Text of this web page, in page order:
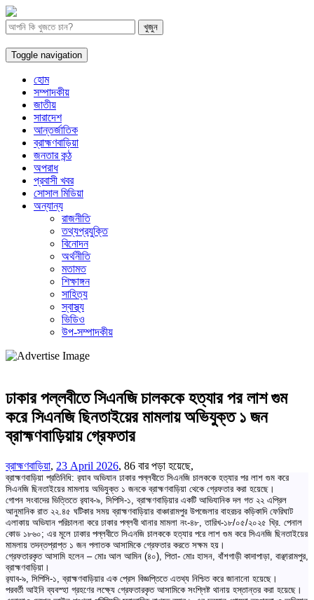
Toggle navigation
হোম
সম্পাদকীয়
জাতীয়
সারাদেশ
আন্তর্জাতিক
ব্রাহ্মণবাড়িয়া
জনতার কন্ঠ
অপরাধ
প্রবাসী খবর
সোসাল মিডিয়া
অন্যান্য
রাজনীতি
তথ্যপ্রযুক্তি
বিনোদন
অর্থনীতি
মতামত
শিক্ষাঙ্গন
সাহিত্য
স্বাস্থ্য
ভিডিও
উপ-সম্পাদকীয়
ঢাকার পল্লবীতে সিএনজি চালককে হত্যার পর লাশ গুম
করে সিএনজি ছিনতাইয়ের মামলায় অভিযুক্ত ১ জন
ব্রাহ্মণবাড়িয়ায় গ্রেফতার
ব্রাহ্মণবাড়িয়া, 23 April 2026, 86 বার পড়া হয়েছে,
ব্রাহ্মণবাড়িয়া প্রতিনিধি: র‌্যাব অভিযান ঢাকার পল্লবীতে সিএনজি চালককে হত্যার পর লাশ গুম করে
সিএনজি ছিনতাইয়ের মামলায় অভিযুক্ত ১ জনকে ব্রাহ্মণবাড়িয়া থেকে গ্রেফতার করা হয়েছে।
গোপন সংবাদের ভিত্তিতে র‌্যাব-৯, সিপিসি-১, ব্রাহ্মণবাড়িয়ার একটি আভিযানিক দল গত ২২ এপ্রিল
আনুমানিক রাত ২২.৪৫ ঘটিকার সময় ব্রাহ্মণবাড়িয়ার বাঞ্চারামপুর উপজেলার বাহরচর কড়িকাদি ফেরিঘাট
এলাকায় অভিযান পরিচালনা করে ঢাকার পল্লবী থানার মামলা নং-৪৮, তারিখ-১৮/০৫/২০২৫ খ্রি. পেনাল
কোড ১৮৬০; এর মূলে ঢাকার পল্লবীতে সিএনজি চালককে হত্যার পরে লাশ গুম করে সিএনজি ছিনতাইয়ের
মামলায় তদন্তপ্রাপ্ত ১ জন পলাতক আসামিকে গ্রেফতার করতে সক্ষম হয়।
গ্রেফতারকৃত আসামি হলেন – মোঃ আল আমিন (৪০), পিতা- মোঃ হাসন, বাঁশগাড়ী কাদাপাড়া, বাঞ্ছারামপুর,
ব্রাহ্মণবাড়িয়া।
র‌্যাব-৯, সিপিসি-১, ব্রাহ্মণবাড়িয়ার এক প্রেস বিজ্ঞপ্তিতে এতথ্য নিশ্চিত করে জানানো হয়েছে।
পরবর্তী আইনি ব্যবস্হা গ্রহণের লক্ষ্যে গ্রেফতারকৃত আসামিকে সংশ্লিষ্ট থানায় হস্তান্তর করা হয়েছে।